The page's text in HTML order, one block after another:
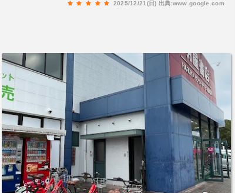
2025/12/21(日) 出典:www.google.com